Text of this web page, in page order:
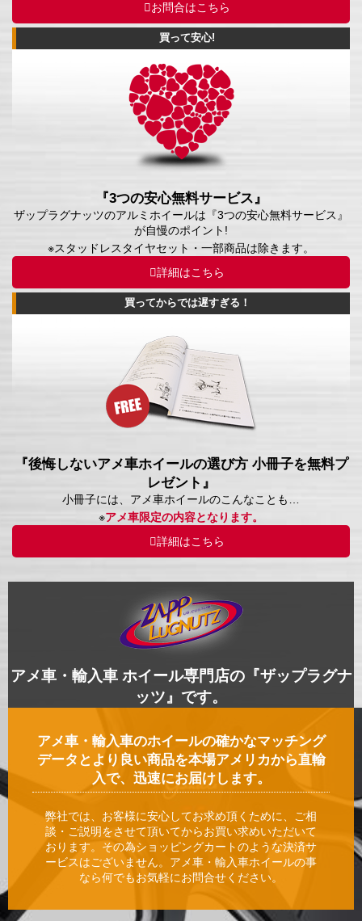
お問合はこちら
買って安心!
『3つの安心無料サービス』
ザップラグナッツのアルミホイールは『3つの安心無料サービス』
が自慢のポイント!
※スタッドレスタイヤセット・一部商品は除きます。
詳細はこちら
買ってからでは遅すぎる！
『後悔しないアメ車ホイールの選び方 小冊子を無料プ
レゼント』
小冊子には、アメ車ホイールのこんなことも…
※アメ車限定の内容となります。
詳細はこちら
アメ車・輸入車 ホイール専門店の『ザップラグナ
ッツ』です。
アメ車・輸入車のホイールの確かなマッチング
データとより良い商品を本場アメリカから直輸
入で、迅速にお届けします。
弊社では、お客様に安心してお求め頂くために、ご相
談・ご説明をさせて頂いてからお買い求めいただいて
おります。その為ショッピングカートのような決済サ
ービスはございません。アメ車・輸入車ホイールの事
なら何でもお気軽にお問合せください。